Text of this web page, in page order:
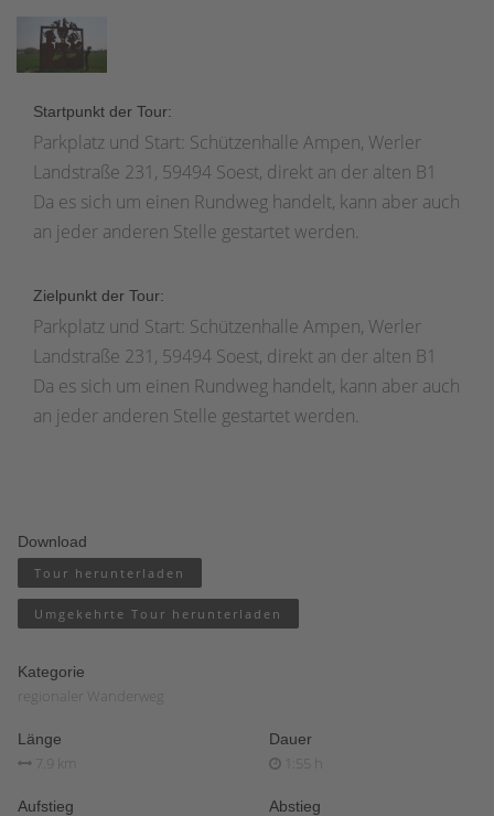
Startpunkt der Tour:
Parkplatz und Start: Schützenhalle Ampen, Werler
Landstraße 231, 59494 Soest, direkt an der alten B1
Da es sich um einen Rundweg handelt, kann aber auch
an jeder anderen Stelle gestartet werden.
Zielpunkt der Tour:
Parkplatz und Start: Schützenhalle Ampen, Werler
Landstraße 231, 59494 Soest, direkt an der alten B1
Da es sich um einen Rundweg handelt, kann aber auch
an jeder anderen Stelle gestartet werden.
Download
Tour herunterladen
Umgekehrte Tour herunterladen
Kategorie
regionaler Wanderweg
Länge
7.9 km
Dauer
1:55 h
Aufstieg Abstieg